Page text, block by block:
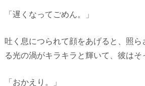
「遅くなってごめん。」
吐く息につられて顔をあげると、照ら
る光の渦がキラキラと輝いて、彼はそ
「おかえり。」